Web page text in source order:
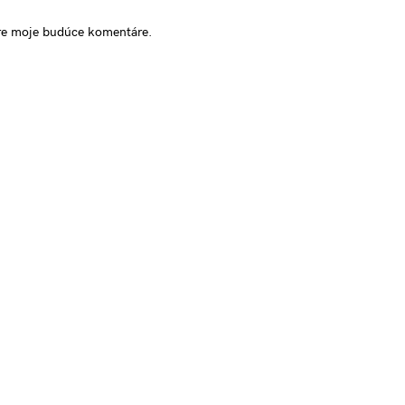
moje budúce komentáre.